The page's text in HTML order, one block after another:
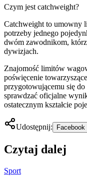
Czym jest catchweight?
Catchweight to umowny
potrzeby jednego
dwóm zawodnikom,
dywizjach.
Znajomość limitów
poświęcenie
przygotowującemu się
sprawdzać oficjalne
ostatecznym kształcie
Udostępnij: Facebook
Czytaj dalej
Sport